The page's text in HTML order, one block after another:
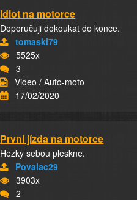
Idiot na motorce
Doporučuji dokoukat do konce.
tomaski79
5525x
3
Video / Auto-moto
17/02/2020
První jízda na motorce
Hezky sebou pleskne.
Povalac29
3903x
2